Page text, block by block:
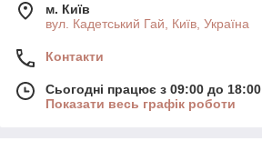
м. Київ
вул. Кадетський Гай, Київ, Україна
Контакти
Сьогодні працює з 09:00 до 18:00
Показати весь графік роботи